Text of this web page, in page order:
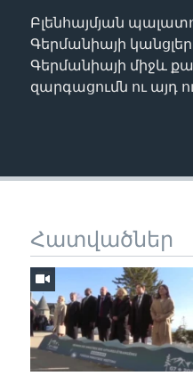
Բլենհայմյան
Գերմանիայի
Գերմանիայի միջև
զարգացումն ու այդ
Հատվածներ